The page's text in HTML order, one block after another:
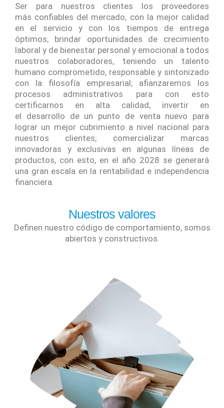
Ser para nuestros clientes los proveedores
más confiables del mercado, con la mejor calidad
en el servicio y con los tiempos de entrega
óptimos; brindar oportunidades de crecimiento
laboral y de bienestar personal y emocional a todos
nuestros colaboradores, teniendo un talento
humano comprometido, responsable y sintonizado
con la filosofía empresarial; afianzaremos los
procesos administrativos para con esto
certificarnos en alta calidad; invertir en
el desarrollo de un punto de venta nuevo para
lograr un mejor cubrimiento a nivel nacional para
nuestros clientes; comercializar marcas
innovadoras y exclusivas en algunas líneas de
productos, con esto, en el año 2028 se generará
una gran escala en la rentabilidad e independencia
financiera.
Nuestros valores
Definen nuestro código de comportamiento, somos
abiertos y constructivos.